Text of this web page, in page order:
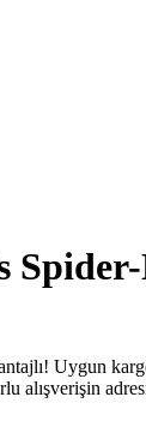
Uygun
alışverişin